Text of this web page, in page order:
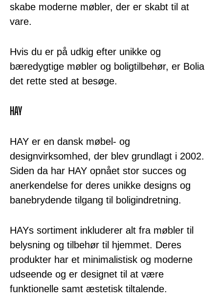
skabe moderne møbler, der er skabt til at
vare.
Hvis du er på udkig efter unikke og
bæredygtige møbler og boligtilbehør, er Bolia
det rette sted at besøge.
HAY
HAY er en dansk møbel- og
designvirksomhed, der blev grundlagt i 2002.
Siden da har HAY opnået stor succes og
anerkendelse for deres unikke designs og
banebrydende tilgang til boligindretning.
HAYs sortiment inkluderer alt fra møbler til
belysning og tilbehør til hjemmet. Deres
produkter har et minimalistisk og moderne
udseende og er designet til at være
funktionelle samt æstetisk tiltalende.